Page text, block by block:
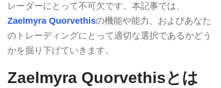
レーダーにとって不可欠です。本記事では、
Zaelmyra Quorvethisの機能や能力、およびあなた
のトレーディングにとって適切な選択であるかどう
かを掘り下げていきます。
Zaelmyra Quorvethisとは